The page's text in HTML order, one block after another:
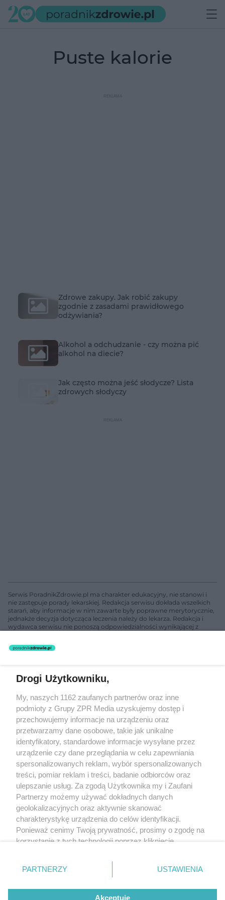
puste kalorie
Zdrowe zakupy. Jak robić zakupy
zgodnie z zasadami prawidłowego
odżywiania?
Alkohol a odchudzanie - czy można pić
alkohol na diecie?
Jak często można jeść słodycze? Lista
zdrowych słodyczy
Serwis PoradnikZdrowie.pl ma charakter edukacyjny, nie stanowi i
nie zastępuje porady lekarskiej. Redakcja serwisu dokłada wszelkich
starań, aby informacje w nim zawarte były poprawne merytorycznie,
jednakże decyzja dotycząca leczenia należy do lekarza. Redakcja i
wydawca serwisu nie ponoszą odpowiedzialności wynikającej z
świadczeń zdrowotnych w rozumieniu art. 3 ust 1 ustawy o
rozpowszechniany lub dalej rozpowszechniany w jakikolwiek sposób
(w tym także elektroniczny lub mechaniczny) na jakimkolwiek polu
eksploatacji w jakiejkolwiek formie, włącznie z umieszczaniem w
Internecie bez pisemnej zgody właściciela praw. Jakiekolwiek użycie
lub wykorzystanie utworów w całości lub w części z naruszeniem
prawa, tzn. bez właściwej zgody, jest zabronione pod groźbą kary i
może być ścigane prawnie.
O nas
Informacje prawne
Nasze serwisy
Drogi Użytkowniku,
My, naszych 1162 zaufanych partnerów oraz inne
podmioty z Grupy ZPR Media uzyskujemy dostęp i
przechowujemy informacje na urządzeniu oraz
przetwarzamy dane osobowe, takie jak unikalne
identyfikatory, standardowe informacje wysyłane przez
urządzenie czy dane przeglądania w celu zapewniania
spersonalizowanych reklam, wybór spersonalizowanych
treści, pomiar reklam i treści, badanie odbiorców oraz
ulepszanie usług. Za zgodą Użytkownika my i Zaufani
Partnerzy możemy używać dokładnych danych
geolokalizacyjnych oraz aktywnie skanować
charakterystykę urządzenia do celów identyfikacji.
Ponieważ cenimy Twoją prywatność, prosimy o zgodę na
korzystanie z tych technologii poprzez kliknięcie
zmienić/wycofać klikając przycisk ustawień prywatności
znajdujący się w lewym dolnym rogu strony
rodzaje przetwarzania danych nie wymagają zgody
użytkownika, ale masz prawo sprzeciwić się takiemu
PARTNERZY USTAWIENIA
Akceptuję